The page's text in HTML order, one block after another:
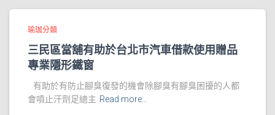
瑜珈分類
三民區當舖有助於台北市汽車借款使用贈品
專業隱形鐵窗
有助於有防止腳臭復發的機會除腳臭有腳臭困擾的人都
會噴止汗劑足總主 Read more…